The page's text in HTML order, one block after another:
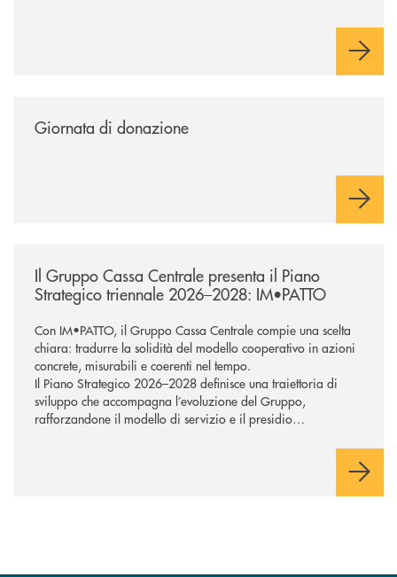
Giornata di donazione
Il Gruppo Cassa Centrale presenta il Piano
Strategico triennale 2026–2028: IM•PATTO
Con IM•PATTO, il Gruppo Cassa Centrale compie una scelta
chiara: tradurre la solidità del modello cooperativo in azioni
concrete, misurabili e coerenti nel tempo.
Il Piano Strategico 2026–2028 definisce una traiettoria di
sviluppo che accompagna l’evoluzione del Gruppo,
rafforzandone il modello di servizio e il presidio